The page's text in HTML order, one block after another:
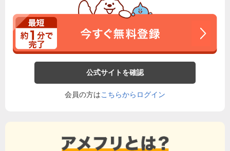
公式サイトを確認
会員の方はこちらからログイン